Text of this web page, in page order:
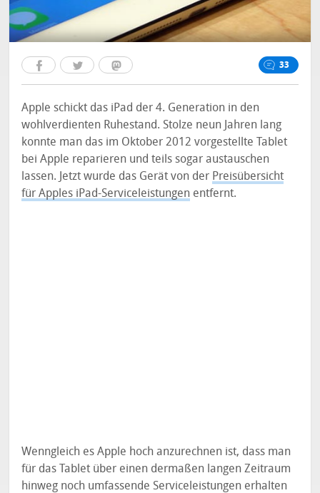
33
Apple schickt das iPad der 4. Generation in den
wohlverdienten Ruhestand. Stolze neun Jahren lang
konnte man das im Oktober 2012 vorgestellte Tablet
bei Apple reparieren und teils sogar austauschen
lassen. Jetzt wurde das Gerät von der Preisübersicht
für Apples iPad-Serviceleistungen entfernt.
Wenngleich es Apple hoch anzurechnen ist, dass man
für das Tablet über einen dermaßen langen Zeitraum
hinweg noch umfassende Serviceleistungen erhalten